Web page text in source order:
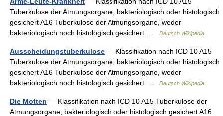
Tuberkulose der Atmungsorgane, bakteriologisch oder histologisch
gesichert A16 Tuberkulose der Atmungsorgane, weder
bakteriologisch noch histologisch gesichert …
Deutsch Wikipedia
Ausscheidungstuberkulose — Klassifikation nach ICD 10 A15
Tuberkulose der Atmungsorgane, bakteriologisch oder histologisch
gesichert A16 Tuberkulose der Atmungsorgane, weder
bakteriologisch noch histologisch gesichert …
Deutsch Wikipedia
Die Motten — Klassifikation nach ICD 10 A15 Tuberkulose der
Atmungsorgane, bakteriologisch oder histologisch gesichert A16